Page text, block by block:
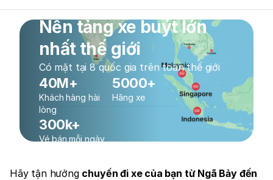
Nền tảng xe buýt lớn
nhất thế giới
Có mặt tại 8 quốc gia trên toàn thế giới
40M+
Khách hàng hài
lòng
5000+
Hãng xe
300k+
Vé bán mỗi ngày
Hãy tận hưởng chuyến đi xe của bạn từ Ngã Bảy đến